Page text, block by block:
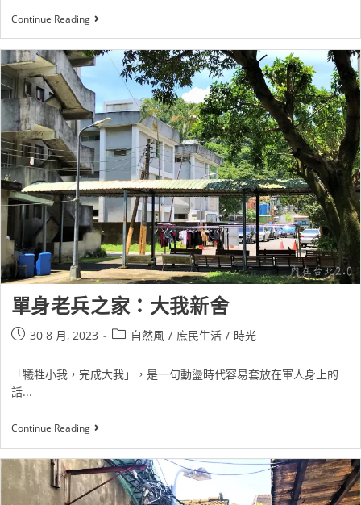
Continue Reading
單身老兵之家：大我新舍
30 8 月, 2023 自然風 / 庶民生活 / 時光
「犧牲小我，完成大我」，是一句動盪時代容易套放在軍人身上的
話...
Continue Reading